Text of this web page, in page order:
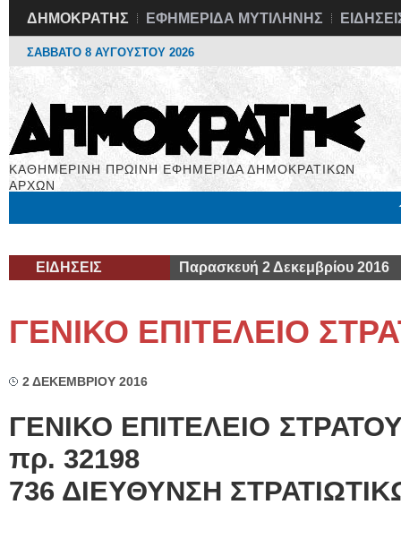
ΔΗΜΟΚΡΑΤΗΣ ΕΦΗΜΕΡΙΔΑ ΜΥΤΙΛΗΝΗΣ
ΣΑΒΒΑΤΟ 8 ΑΥΓΟΥΣΤΟΥ 2026
ΚΑΘΗΜΕΡΙΝΗ ΠΡΩΙΝΗ ΕΦΗΜΕΡΙΔΑ ΔΗΜΟΚΡΑΤΙΚΩΝ
ΑΡΧΩΝ
ΕΙΔΗΣΕΙΣ Παρασκευή 2 Δεκεμβρίου 2016
ΓΕΝΙΚΟ ΕΠΙΤΕΛΕΙΟ
2 ΔΕΚΕΜΒΡΙΟΥ 2016
ΓΕΝΙΚΟ
πρ. 32198
736 ΔΙΕΥΘΥΝΣΗ